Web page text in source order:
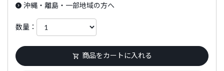
沖縄・離島・一部地域の方へ
数量：
商品をカートに入れる